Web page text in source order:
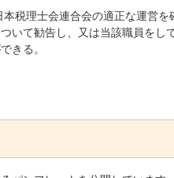
税理士会連合会の適正な運営を
いて勧告し、又は当該職員をし
きる。